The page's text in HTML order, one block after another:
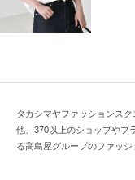
タカシマヤファッションス
他、370以上のショップやブ
る高島屋グループのファッシ